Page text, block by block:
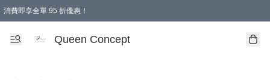
消費即享全單 95 折優惠！
Queen Concept